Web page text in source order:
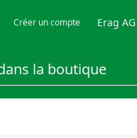
Créer un compte Erag